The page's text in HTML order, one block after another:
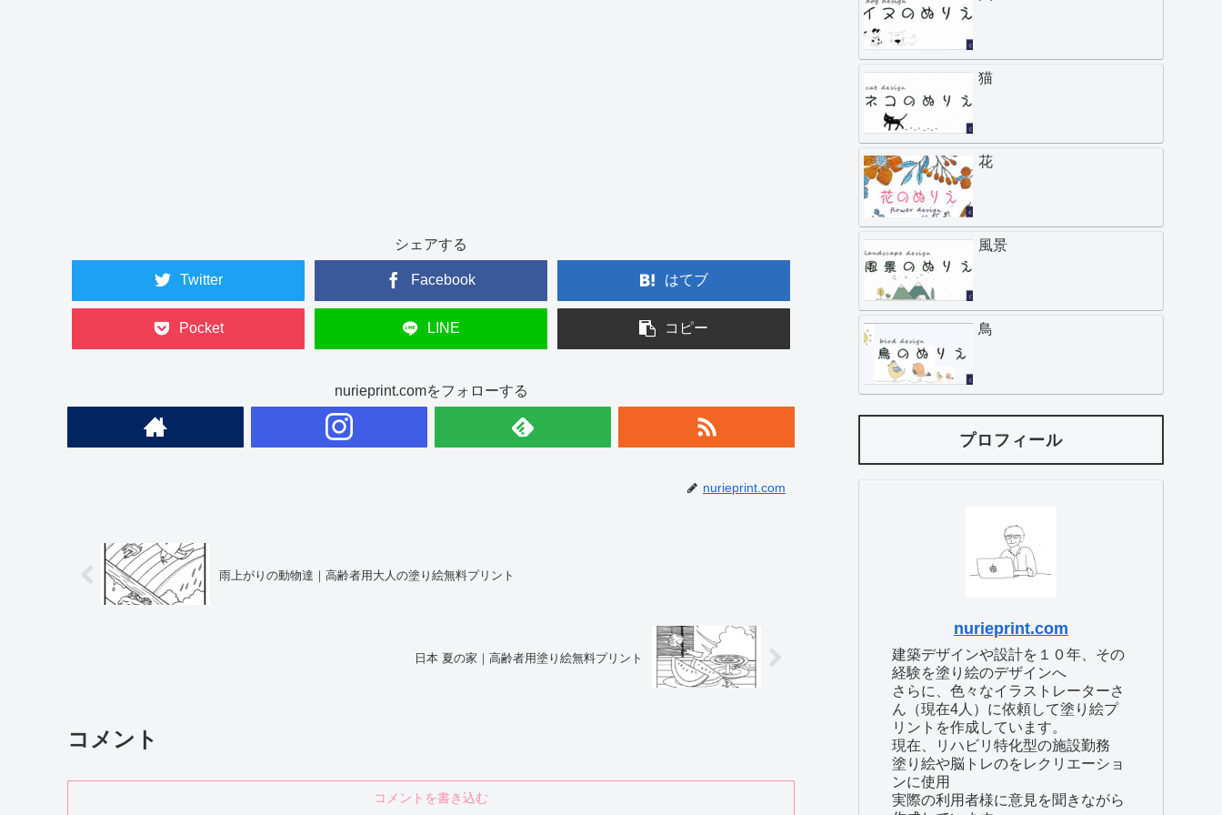
シェアする
Twitter Facebook はてブ
Pocket LINE コピー
nurieprint.comをフォローする
nurieprint.com
雨上がりの動物達｜高齢者用大人の塗り絵無料プリント
日本 夏の家｜高齢者用塗り絵無料プリント
コメント
コメントを書き込む
猫
花
風景
鳥
プロフィール
nurieprint.com
建築デザインや設計を１０年、その
経験を塗り絵のデザインへ
さらに、色々なイラストレーターさ
ん（現在4人）に依頼して塗り絵プ
リントを作成しています。
現在、リハビリ特化型の施設勤務
塗り絵や脳トレのをレクリエーショ
ンに使用
実際の利用者様に意見を聞きながら